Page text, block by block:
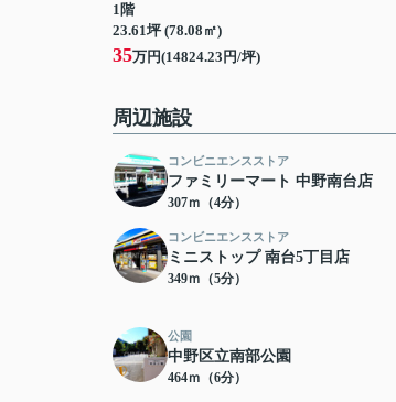
1階
23.61坪 (78.08㎡)
35万円(14824.23円/坪)
周辺施設
コンビニエンスストア
ファミリーマート 中野南台店
307ｍ（4分）
コンビニエンスストア
ミニストップ 南台5丁目店
349ｍ（5分）
公園
中野区立南部公園
464ｍ（6分）